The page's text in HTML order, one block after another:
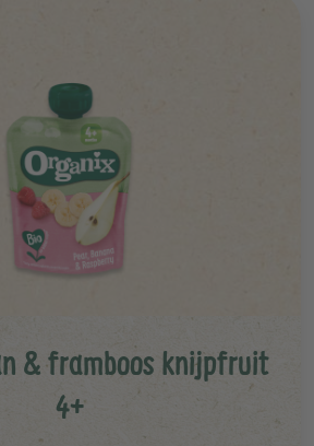
& framboos knijpfruit
4+